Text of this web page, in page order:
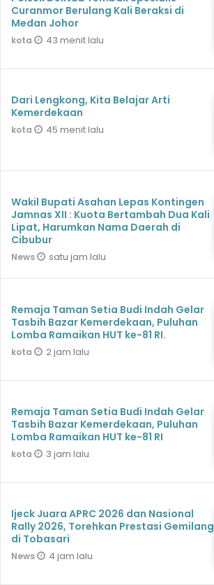
Curanmor Berulang Kali Beraksi di
Medan Johor
kota 43 menit lalu
Dari Lengkong, Kita Belajar Arti
Kemerdekaan
kota 45 menit lalu
Wakil Bupati Asahan Lepas Kontingen
Jamnas XII : Kuota Bertambah Dua Kali
Lipat, Harumkan Nama Daerah di
Cibubur
News satu jam lalu
Remaja Taman Setia Budi Indah Gelar
Tasbih Bazar Kemerdekaan, Puluhan
Lomba Ramaikan HUT ke-81 RI.
kota 2 jam lalu
Remaja Taman Setia Budi Indah Gelar
Tasbih Bazar Kemerdekaan, Puluhan
Lomba Ramaikan HUT ke-81 RI
kota 3 jam lalu
Ijeck Juara APRC 2026 dan Nasional
Rally 2026, Torehkan Prestasi Gemilang
di Tobasari
News 4 jam lalu